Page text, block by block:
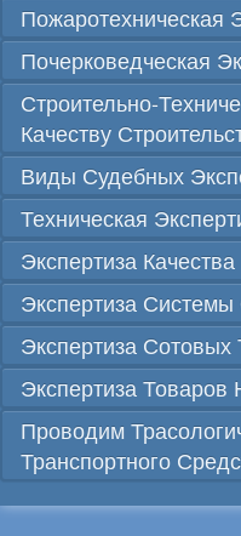
Пожаротехническая
Почерковедческая
Строительно-
Качеству
Виды Судебных
Техническая
Экспертиза
Экспертиза
Экспертиза
Экспертиза
Проводим
Транспортного